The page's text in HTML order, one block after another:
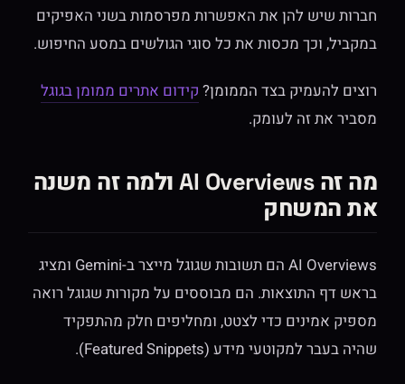
חברות שיש להן את האפשרות מפרסמות בשני האפיקים
במקביל, וכך מכסות את כל סוגי הגולשים במסע החיפוש.
רוצים להעמיק בצד הממומן?קידום אתרים ממומן בגוגל
מסביר את זה לעומק.
מה זה AI Overviews ולמה זה משנה
את המשחק
AI Overviews הם תשובות שגוגל מייצר ב-Gemini ומציג
בראש דף התוצאות. הם מבוססים על מקורות שגוגל רואה
מספיק אמינים כדי לצטט, ומחליפים חלק מהתפקיד
שהיה בעבר למקוטעי מידע (Featured Snippets).